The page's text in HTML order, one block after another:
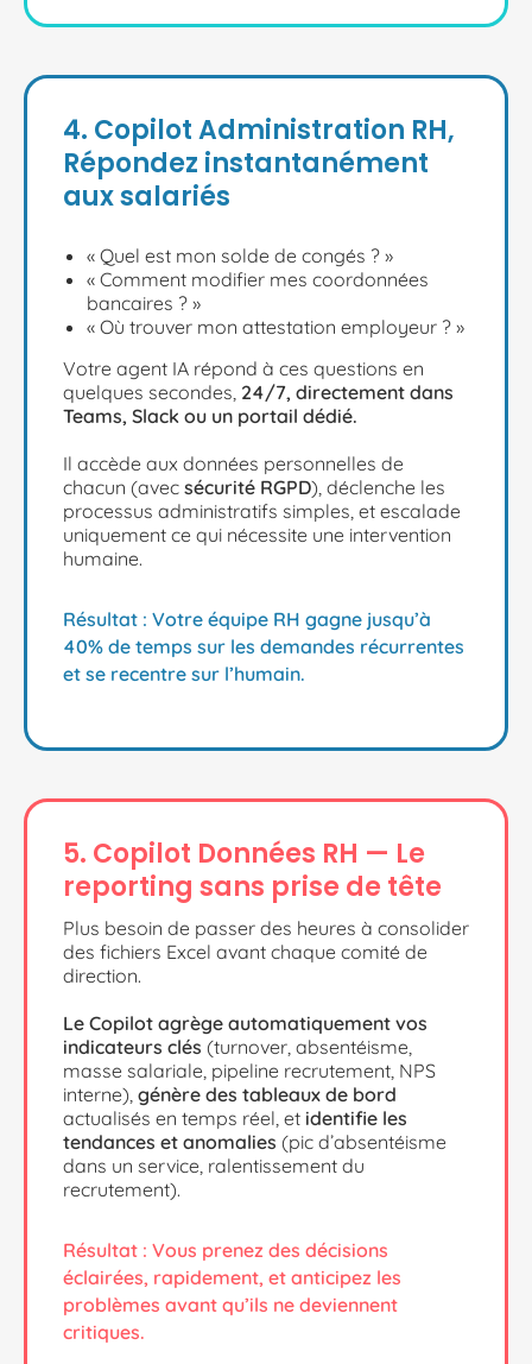
4. Copilot Administration RH,
Répondez instantanément
aux salariés
« Quel est mon solde de congés ? »
« Comment modifier mes coordonnées
bancaires ? »
« Où trouver mon attestation employeur ? »
Votre agent IA répond à ces questions en
quelques secondes, 24/7, directement dans
Teams, Slack ou un portail dédié.
Il accède aux données personnelles de
chacun (avec sécurité RGPD), déclenche les
processus administratifs simples, et escalade
uniquement ce qui nécessite une intervention
humaine.
Résultat : Votre équipe RH gagne jusqu’à
40% de temps sur les demandes récurrentes
et se recentre sur l’humain.
5. Copilot Données RH — Le
reporting sans prise de tête
Plus besoin de passer des heures à consolider
des fichiers Excel avant chaque comité de
direction.
Le Copilot agrège automatiquement vos
indicateurs clés (turnover, absentéisme,
masse salariale, pipeline recrutement, NPS
interne), génère des tableaux de bord
actualisés en temps réel, et identifie les
tendances et anomalies (pic d’absentéisme
dans un service, ralentissement du
recrutement).
Résultat : Vous prenez des décisions
éclairées, rapidement, et anticipez les
problèmes avant qu’ils ne deviennent
critiques.